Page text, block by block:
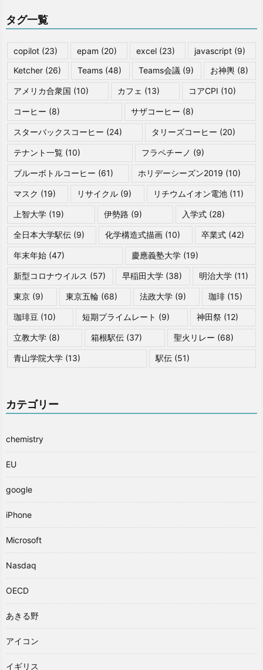
タグ一覧
copilot (23) epam (20) excel (23) javascript (9)
Ketcher (26) Teams (48) Teams会議 (9) お神輿(8)
アメリカ合衆国 (10) カフェ (13) コアCPI (10)
コーヒー (8) サザコーヒー (8)
スターバックスコーヒー (24) タリーズコーヒー (20)
テナント一覧 (10) フラペチーノ (9)
ブルーボトルコーヒー (61) ホリデーシーズン2019 (10)
マスク (19) リサイクル (9) リチウムイオン電池(11)
上智大学 (19) 伊勢路 (9) 入学式 (28)
全日本大学駅伝 (9) 化学構造式描画 (10) 卒業式(42)
年末年始 (47) 慶應義塾大学(19)
新型コロナウイルス (57) 早稲田大学 (38) 明治大学(11)
東京 (9) 東京五輪 (68) 法政大学 (9) 珈琲 (15)
珈琲豆 (10) 短期プライムレート (9) 神田祭(12)
立教大学 (8) 箱根駅伝 (37) 聖火リレー (68)
青山学院大学 (13) 駅伝 (51)
カテゴリー
chemistry
EU
google
iPhone
Microsoft
Nasdaq
OECD
あきる野
アイコン
イギリス